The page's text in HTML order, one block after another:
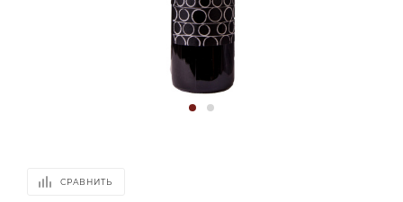
СРАВНИТЬ